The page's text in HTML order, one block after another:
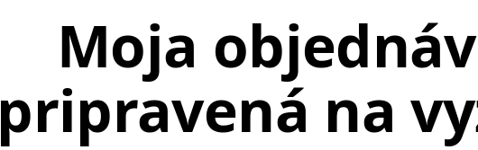
Moja
pripravená na